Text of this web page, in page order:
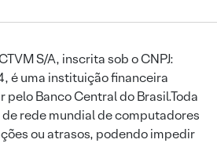
S/A, inscrita sob o CNPJ:
uma instituição financeira
Banco Central do Brasil.Toda
rede mundial de computadores
ou atrasos, podendo impedir